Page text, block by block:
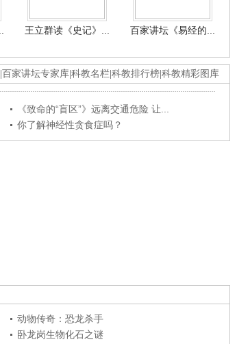
王立群读《史记》... 百家讲坛《易经的...
百家讲坛专家库 科教名栏 科教排行榜 科教精彩图库
《致命的“盲区”》远离交通危险 让...
你了解神经性贪食症吗？
动物传奇：恐龙杀手
卧龙岗生物化石之谜